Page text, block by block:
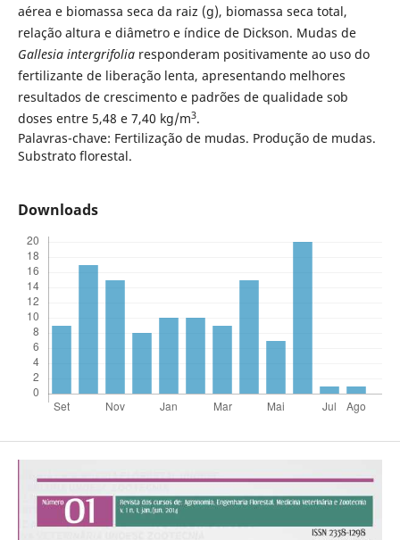
aérea e biomassa seca da raiz (g), biomassa seca total,
relação altura e diâmetro e índice de Dickson. Mudas de
Gallesia intergrifoliaresponderam positivamente ao uso do
fertilizante de liberação lenta, apresentando melhores
resultados de crescimento e padrões de qualidade sob
doses entre 5,48 e 7,40 kg/m3.
Palavras-chave: Fertilização de mudas. Produção de mudas.
Substrato florestal.
Downloads